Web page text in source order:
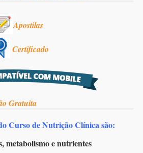
Apostilas
Certificado
Gratuita
Curso de Nutrição Clínica são:
metabolismo e nutrientes